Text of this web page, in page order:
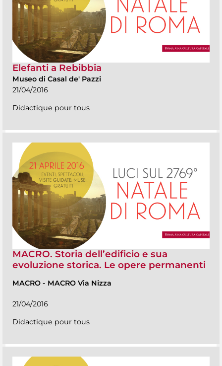
Elefanti a Rebibbia
Museo di Casal de' Pazzi
21/04/2016
Didactique pour tous
MACRO. Storia dell’edificio e sua
evoluzione storica. Le opere permanenti
MACRO - MACRO Via Nizza
21/04/2016
Didactique pour tous